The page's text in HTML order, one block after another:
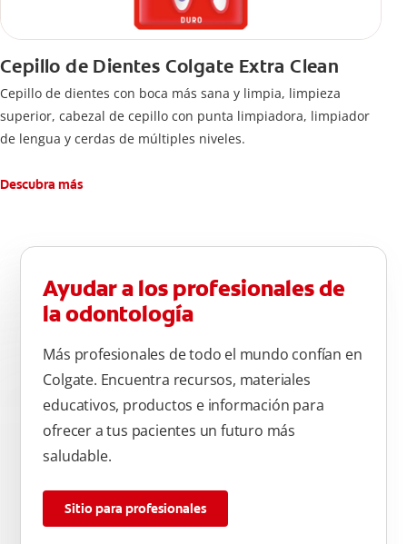
Cepillo de Dientes Colgate Extra Clean
Cepillo de dientes con boca más sana y limpia, limpieza
superior, cabezal de cepillo con punta limpiadora, limpiador
de lengua y cerdas de múltiples niveles.
Descubra más
Ayudar a los profesionales de
la odontología
Más profesionales de todo el mundo confían en
Colgate. Encuentra recursos, materiales
educativos, productos e información para
ofrecer a tus pacientes un futuro más
saludable.
Sitio para profesionales